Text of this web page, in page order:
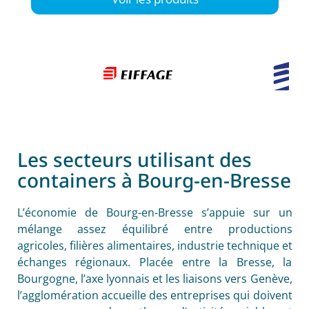
Les secteurs utilisant des
containers à Bourg-en-Bresse
L’économie de Bourg-en-Bresse s’appuie sur un
mélange assez équilibré entre productions
agricoles, filières alimentaires, industrie technique et
échanges régionaux. Placée entre la Bresse, la
Bourgogne, l’axe lyonnais et les liaisons vers Genève,
l’agglomération accueille des entreprises qui doivent